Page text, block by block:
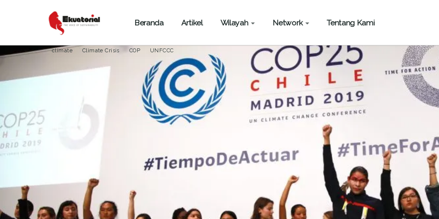
Beranda Artikel Wilayah Network Tentang Kami
ARTIKEL
climate Climate Crisis COP UNFCCC